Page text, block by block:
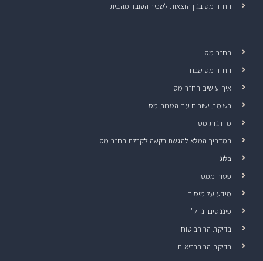
החזר מס בגין הוצאות לשכיר העובד מהבית
החזר מס
החזר מס שבח
איך עושים החזר מס
רשימת ישובים עם הטבות מס
מדרגות מס
המדריך המלא להגשת בקשה לקבלת החזר מס
בלוג
פטור ממס
מידע על מיסים
פיננסים ונדל"ן
בדיקת הר הביטוח
בדיקת הר הבריאות